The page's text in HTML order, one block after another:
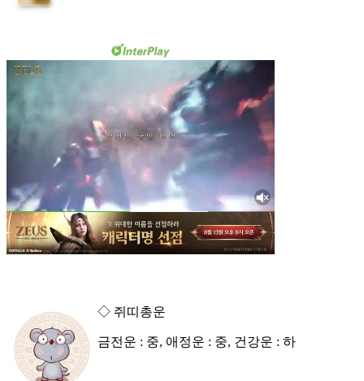
◇ 쥐띠총운
금전운 : 중, 애정운 : 중, 건강운 : 하